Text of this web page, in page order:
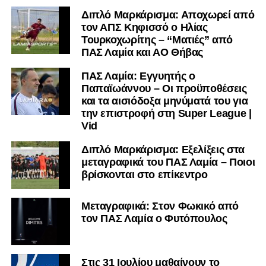
Αντιθέτως, παρακολουθούσε διαχρονικά την πορεία της
ομάδας και διατηρούσε το ενδιαφέρον του για όσα
συνέβαιναν στην πόλη και τον σύλλογο.
Άλλωστε, είχαμε την ευκαιρία να επικοινωνήσουμε μαζί
του απευθείας από την Αργεντινή, σε μια ιδιαίτερα
συγκινητική συνομιλία με εικόνα και ήχο μέσω του Τρίο
Μπελκάντο, όπου μοιράστηκε τις αναμνήσεις και τα
συναισθήματά του για τη Λαμία.
Σήμερα, σχεδόν 20 χρόνια μετά το πέρασμά του από τα
γαλανόλευκα, ο Αγκουστίν Πιτσιόλο επιστρέφει στην
Ελλάδα.
Αυτή τη φορά όχι για επαγγελματικούς λόγους, αλλά με
αφορμή ένα προσωπικό ταξίδι που τον φέρνει ξανά κοντά
σε έναν τόπο που τον σημάδεψε.
Διπλό Μαρκάρισμα: Αποχωρεί από
τον ΑΠΣ Κηφισσό ο Ηλίας
Τουρκοχωρίτης – “Ματιές” από
ΠΑΣ Λαμία και ΑΟ Θήβας
ΠΑΣ Λαμία: Εγγυητής ο
Παπαϊωάννου – Οι προϋποθέσεις
και τα αισιόδοξα μηνύματά του για
την επιστροφή στη Super League |
Vid
Διπλό Μαρκάρισμα: Εξελίξεις στα
μεταγραφικά του ΠΑΣ Λαμία – Ποιοι
βρίσκονται στο επίκεντρο
Μεταγραφικά: Στον Φωκικό από
τον ΠΑΣ Λαμία ο Φυτόπουλος
Στις 31 Ιουλίου μαθαίνουν το